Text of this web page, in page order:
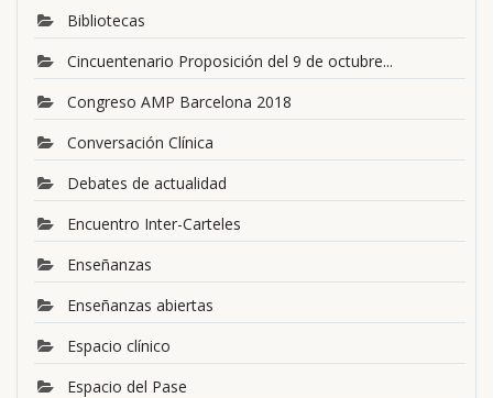
Bibliotecas
Cincuentenario Proposición del 9 de octubre...
Congreso AMP Barcelona 2018
Conversación Clínica
Debates de actualidad
Encuentro Inter-Carteles
Enseñanzas
Enseñanzas abiertas
Espacio clínico
Espacio del Pase